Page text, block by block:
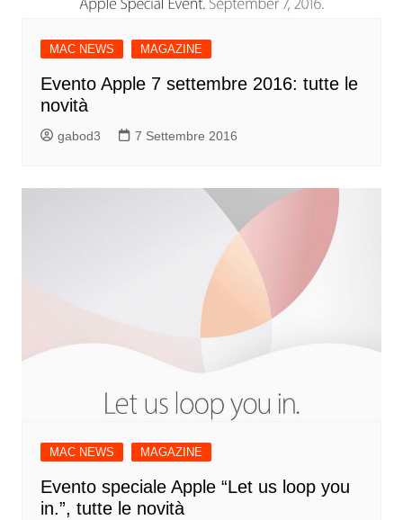
MAC NEWS MAGAZINE
Evento Apple 7 settembre 2016: tutte le
novità
gabod3 7 Settembre 2016
MAC NEWS MAGAZINE
Evento speciale Apple “Let us loop you
in.”, tutte le novità